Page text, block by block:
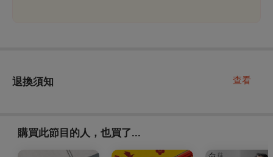
退換須知 查看
購買此節目的人，也買了...